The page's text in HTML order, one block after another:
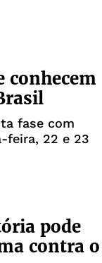
conhecem
fase com
feira, 22 e 23
pode
contra o